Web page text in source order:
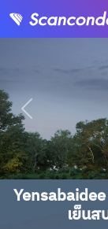
เย็น